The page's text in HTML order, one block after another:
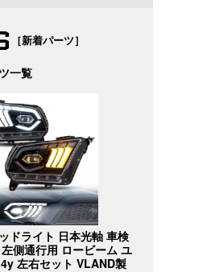
［新着パーツ］
一覧
ドライト 日本光軸 車検
側通行用 ロービーム ユ
左右セット VLAND製